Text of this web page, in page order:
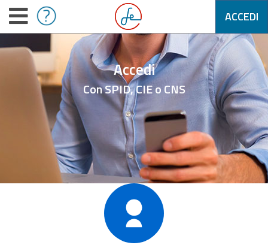
ACCEDI
Accedi
Con SPID, CIE o CNS